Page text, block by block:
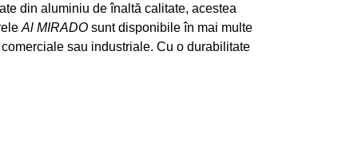
din aluminiu de înaltă calitate, acestea
Al MIRADOsunt disponibile în mai multe
sau industriale. Cu o durabilitate